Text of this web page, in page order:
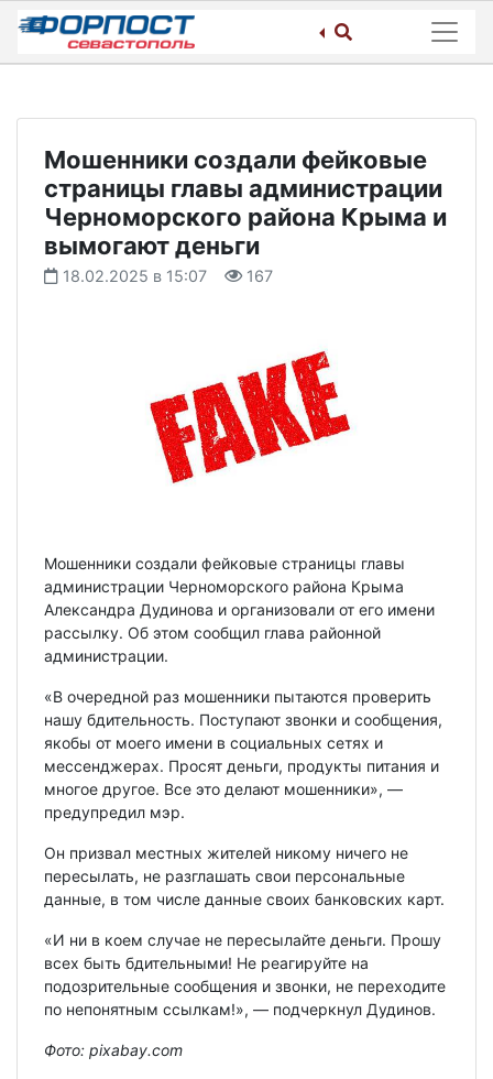
Skip
content
Мошенники создали фейковые
страницы главы администрации
Черноморского района Крыма и
вымогают деньги
18.02.2025 в 15:07 167
Мошенники создали фейковые страницы главы
администрации Черноморского района Крыма
Александра Дудинова и организовали от его имени
рассылку. Об этом сообщил глава районной
администрации.
«В очередной раз мошенники пытаются проверить
нашу бдительность. Поступают звонки и сообщения,
якобы от моего имени в социальных сетях и
мессенджерах. Просят деньги, продукты питания и
многое другое. Все это делают мошенники», —
предупредил мэр.
Он призвал местных жителей никому ничего не
пересылать, не разглашать свои персональные
данные, в том числе данные своих банковских карт.
«И ни в коем случае не пересылайте деньги. Прошу
всех быть бдительными! Не реагируйте на
подозрительные сообщения и звонки, не переходите
по непонятным ссылкам!», — подчеркнул Дудинов.
Фото: pixabay.com